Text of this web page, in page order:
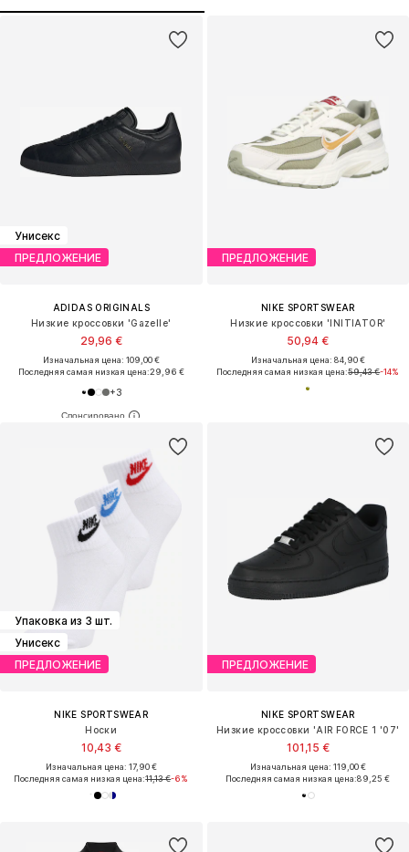
Унисекс
ПРЕДЛОЖЕНИЕ
ADIDAS ORIGINALS
Низкие кроссовки 'Gazelle'
29,96 €
Изначальная цена: 109,00 €
Последняя самая низкая цена:29,96 €
+3
ПРЕДЛОЖЕНИЕ
NIKE SPORTSWEAR
Низкие кроссовки 'INITIATOR'
50,94 €
Изначальная цена: 84,90 €
Последняя самая низкая цена:59,43 €-14%
Упаковка из 3 шт.
Унисекс
ПРЕДЛОЖЕНИЕ
NIKE SPORTSWEAR
Носки
10,43 €
Изначальная цена: 17,90 €
Последняя самая низкая цена:11,13 €-6%
ПРЕДЛОЖЕНИЕ
NIKE SPORTSWEAR
Низкие кроссовки 'AIR FORCE 1 '07'
101,15 €
Изначальная цена: 119,00 €
Последняя самая низкая цена:89,25 €